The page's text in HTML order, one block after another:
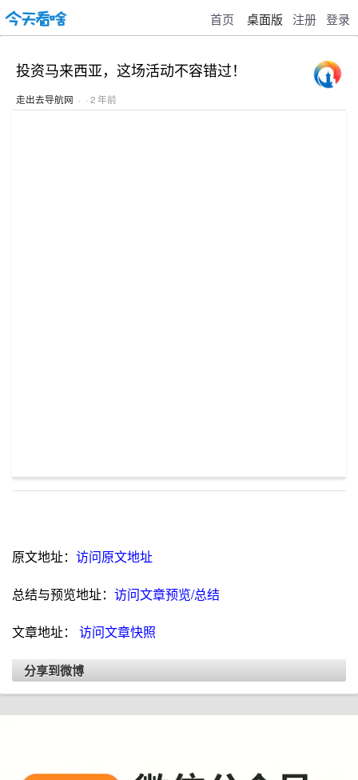
首页 桌面版 注册 登录
投资马来西亚，这场活动不容错过！
走出去导航网 · · 2 年前
原文地址： 访问原文地址
总结与预览地址： 访问文章预览/总结
文章地址： 访问文章快照
分享到微博